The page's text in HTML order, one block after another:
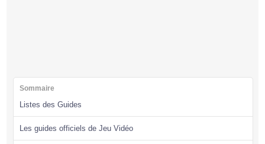
Sommaire
Listes des Guides
Les guides officiels de Jeu Vidéo